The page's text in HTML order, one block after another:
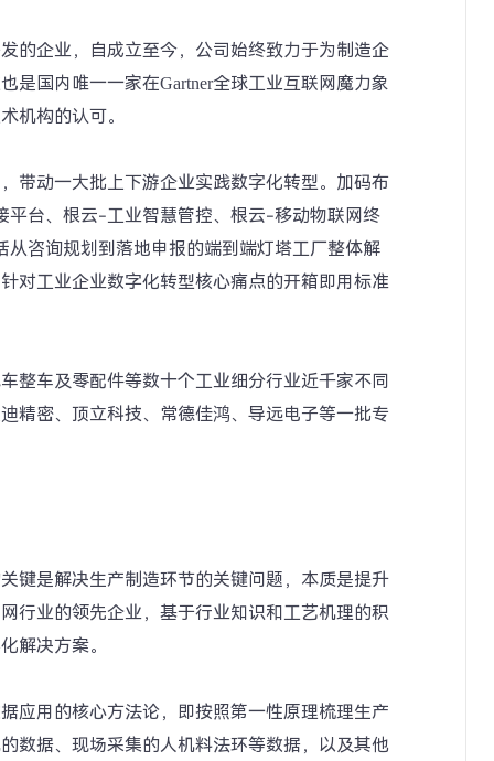
的企业，自成立至今，公司始终致力于为制造企
是国内唯一一家在Gartner全球工业互联网魔力象
机构的认可。
带动一大批上下游企业实践数字化转型。加码布
台、根云-工业智慧管控、根云-移动物联网终
咨询规划到落地申报的端到端灯塔工厂整体解
对工业企业数字化转型核心痛点的开箱即用标准
整车及零配件等数十个工业细分行业近千家不同
精密、顶立科技、常德佳鸿、导远电子等一批专
键是解决生产制造环节的关键问题，本质是提升
行业的领先企业，基于行业知识和工艺机理的积
解决方案。
应用的核心方法论，即按照第一性原理梳理生产
数据、现场采集的人机料法环等数据，以及其他